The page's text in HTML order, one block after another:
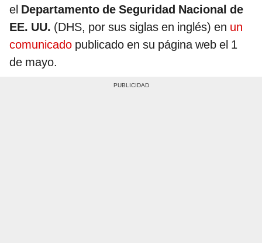
el Departamento de Seguridad Nacional de
EE. UU. (DHS, por sus siglas en inglés) en un
comunicado publicado en su página web el 1
de mayo.